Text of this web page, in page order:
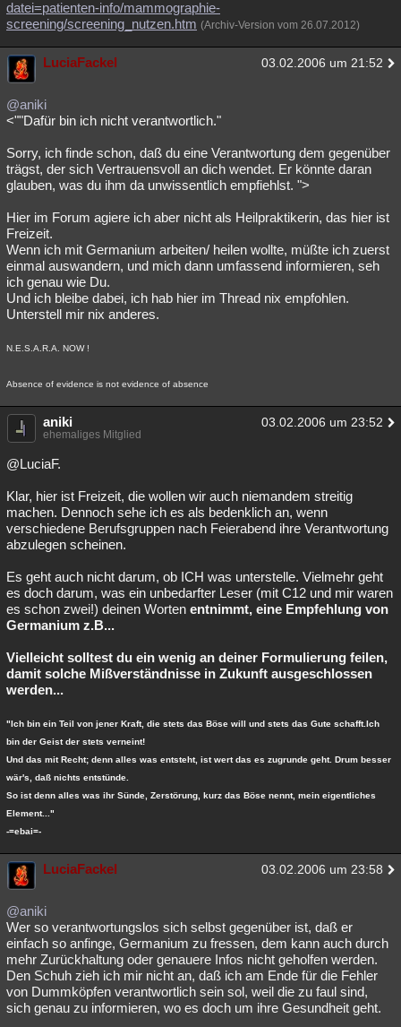
datei=patienten-info/mammographie-
screening/screening_nutzen.htm (Archiv-Version vom 26.07.2012)
LuciaFackel 03.02.2006 um 21:52
@aniki
<""Dafür bin ich nicht verantwortlich."
Sorry, ich finde schon, daß du eine Verantwortung dem gegenüber
trägst, der sich Vertrauensvoll an dich wendet. Er könnte daran
glauben, was du ihm da unwissentlich empfiehlst. ">
Hier im Forum agiere ich aber nicht als Heilpraktikerin, das hier ist
Freizeit.
Wenn ich mit Germanium arbeiten/ heilen wollte, müßte ich zuerst
einmal auswandern, und mich dann umfassend informieren, seh
ich genau wie Du.
Und ich bleibe dabei, ich hab hier im Thread nix empfohlen.
Unterstell mir nix anderes.
N.E.S.A.R.A. NOW !
Absence of evidence is not evidence of absence
aniki 03.02.2006 um 23:52
ehemaliges Mitglied
@LuciaF.
Klar, hier ist Freizeit, die wollen wir auch niemandem streitig
machen. Dennoch sehe ich es als bedenklich an, wenn
verschiedene Berufsgruppen nach Feierabend ihre Verantwortung
abzulegen scheinen.
Es geht auch nicht darum, ob ICH was unterstelle. Vielmehr geht
es doch darum, was ein unbedarfter Leser (mit C12 und mir waren
es schon zwei!) deinen Worten entnimmt, eine Empfehlung von
Germanium z.B...
Vielleicht solltest du ein wenig an deiner Formulierung feilen,
damit solche Mißverständnisse in Zukunft ausgeschlossen
werden...
"Ich bin ein Teil von jener Kraft, die stets das Böse will und stets das Gute schafft.Ich
bin der Geist der stets verneint!
Und das mit Recht; denn alles was entsteht, ist wert das es zugrunde geht. Drum besser
wär's, daß nichts entstünde.
So ist denn alles was ihr Sünde, Zerstörung, kurz das Böse nennt, mein eigentliches
Element..."
-=ebai=-
LuciaFackel 03.02.2006 um 23:58
@aniki
Wer so verantwortungslos sich selbst gegenüber ist, daß er
einfach so anfinge, Germanium zu fressen, dem kann auch durch
mehr Zurückhaltung oder genauere Infos nicht geholfen werden.
Den Schuh zieh ich mir nicht an, daß ich am Ende für die Fehler
von Dummköpfen verantwortlich sein sol, weil die zu faul sind,
sich genau zu informieren, wo es doch um ihre Gesundheit geht.